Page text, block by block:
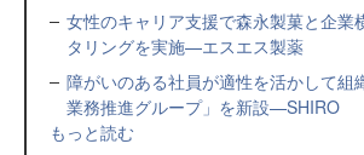
女性のキャリア支援で森永製菓と企業
タリングを実施—エスエス製薬
障がいのある社員が適性を活かして組
業務推進グループ」を新設—SHIRO
もっと読む